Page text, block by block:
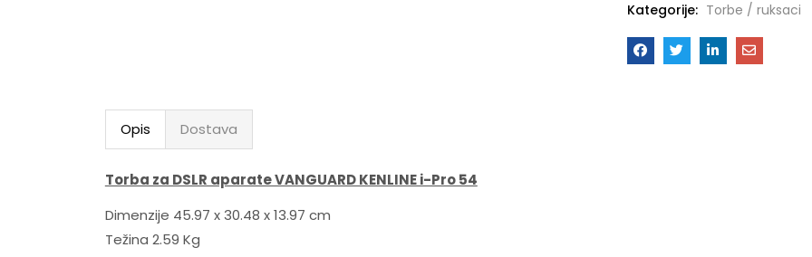
Kategorije: Torbe / ruksaci
Opis Dostava
Torba za DSLR aparate VANGUARD KENLINE i-Pro 54
Dimenzije 45.97 x 30.48 x 13.97 cm
Težina 2.59 Kg